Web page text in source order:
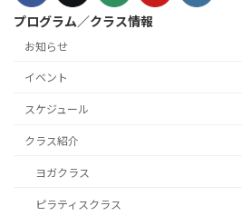
プログラム／クラス情報
お知らせ
イベント
スケジュール
クラス紹介
ヨガクラス
ピラティスクラス